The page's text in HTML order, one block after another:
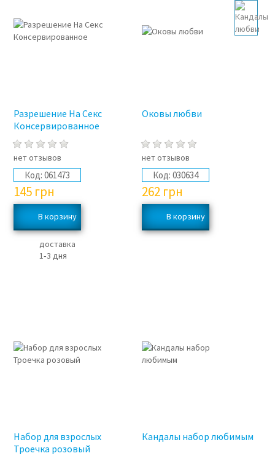
Разрешение На Секс
Консервированное
нет отзывов
Код: 061473
145 грн
доставка
1‑3 дня
Оковы любви
нет отзывов
Код: 030634
262 грн
Набор для взрослых
Троечка розовый
Кандалы набор любимым